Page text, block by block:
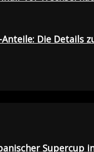
Die Details
Supercup